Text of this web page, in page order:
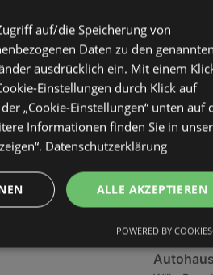
Camberg
Autohaus
Nauheim
Autohaus
auf/die Speicherung von
Daten zu den genannten
ausdrücklich ein. Mit einem
Einstellungen durch Klick auf
„Cookie-Einstellungen“ unten auf
Informationen finden Sie in
Datenschutzerklärung
ALLE AKZEPTIEREN
POWERED BY